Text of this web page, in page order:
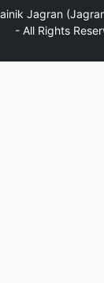
Jagran
- All Rights